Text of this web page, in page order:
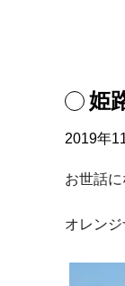
姫
2019年
お世話に
オレンジ